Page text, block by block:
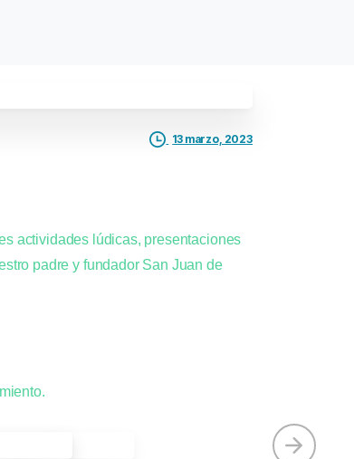
13 marzo, 2023
actividades lúdicas, presentaciones
padre y fundador San Juan de